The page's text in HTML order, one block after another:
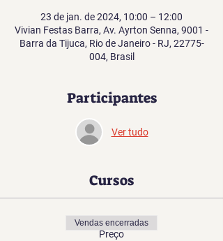
23 de jan. de 2024, 10:00 – 12:00
Vivian Festas Barra, Av. Ayrton Senna, 9001 -
Barra da Tijuca, Rio de Janeiro - RJ, 22775-
004, Brasil
Participantes
Ver tudo
Cursos
Preço
Vendas encerradas